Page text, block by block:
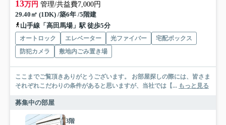
13万円 管理/共益費7,000円
29.40㎡ (1DK) /築6年 /5階建
山手線「高田馬場」駅 徒歩5分
オートロック エレベーター 光ファイバー
宅配ボックス
防犯カメラ
敷地内ごみ置き場
ここまでご覧頂きありがとうございます。 お部屋探しの際には、皆さま
それぞれこだわりの条件があると思いますが、当社では【... もっと見る
募集中の部屋
3階